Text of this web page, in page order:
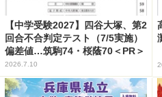
【中学受験2027】四谷大塚、第2
回合不合判定テスト（7/5実施）
偏差値…筑駒74・桜蔭70＜PR＞
2026.7.10